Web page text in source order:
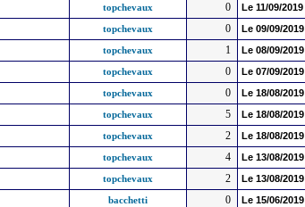
topchevaux 0 Le 11/09/2019
topchevaux 0 Le 09/09/2019
topchevaux 1 Le 08/09/2019
topchevaux 0 Le 07/09/2019
topchevaux 0 Le 18/08/2019
topchevaux 5 Le 18/08/2019
topchevaux 2 Le 18/08/2019
topchevaux 4 Le 13/08/2019
topchevaux 2 Le 13/08/2019
bacchetti 0 Le 15/06/2019